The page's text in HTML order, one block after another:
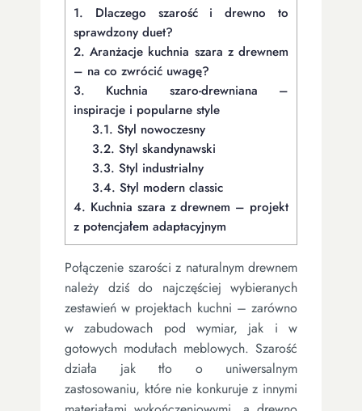
1. Dlaczego szarość i drewno to
sprawdzony duet?
2. Aranżacje kuchnia szara z drewnem
– na co zwrócić uwagę?
3. Kuchnia szaro-drewniana –
inspiracje i popularne style
3.1. Styl nowoczesny
3.2. Styl skandynawski
3.3. Styl industrialny
3.4. Styl modern classic
4. Kuchnia szara z drewnem – projekt
z potencjałem adaptacyjnym
Połączenie szarości z naturalnym drewnem
należy dziś do najczęściej wybieranych
zestawień w projektach kuchni – zarówno
w zabudowach pod wymiar, jak i w
gotowych modułach meblowych. Szarość
działa jak tło o uniwersalnym
zastosowaniu, które nie konkuruje z innymi